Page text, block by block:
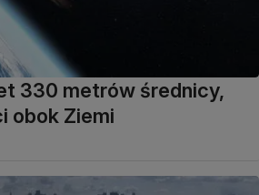
330 metrów średnicy,
obok Ziemi